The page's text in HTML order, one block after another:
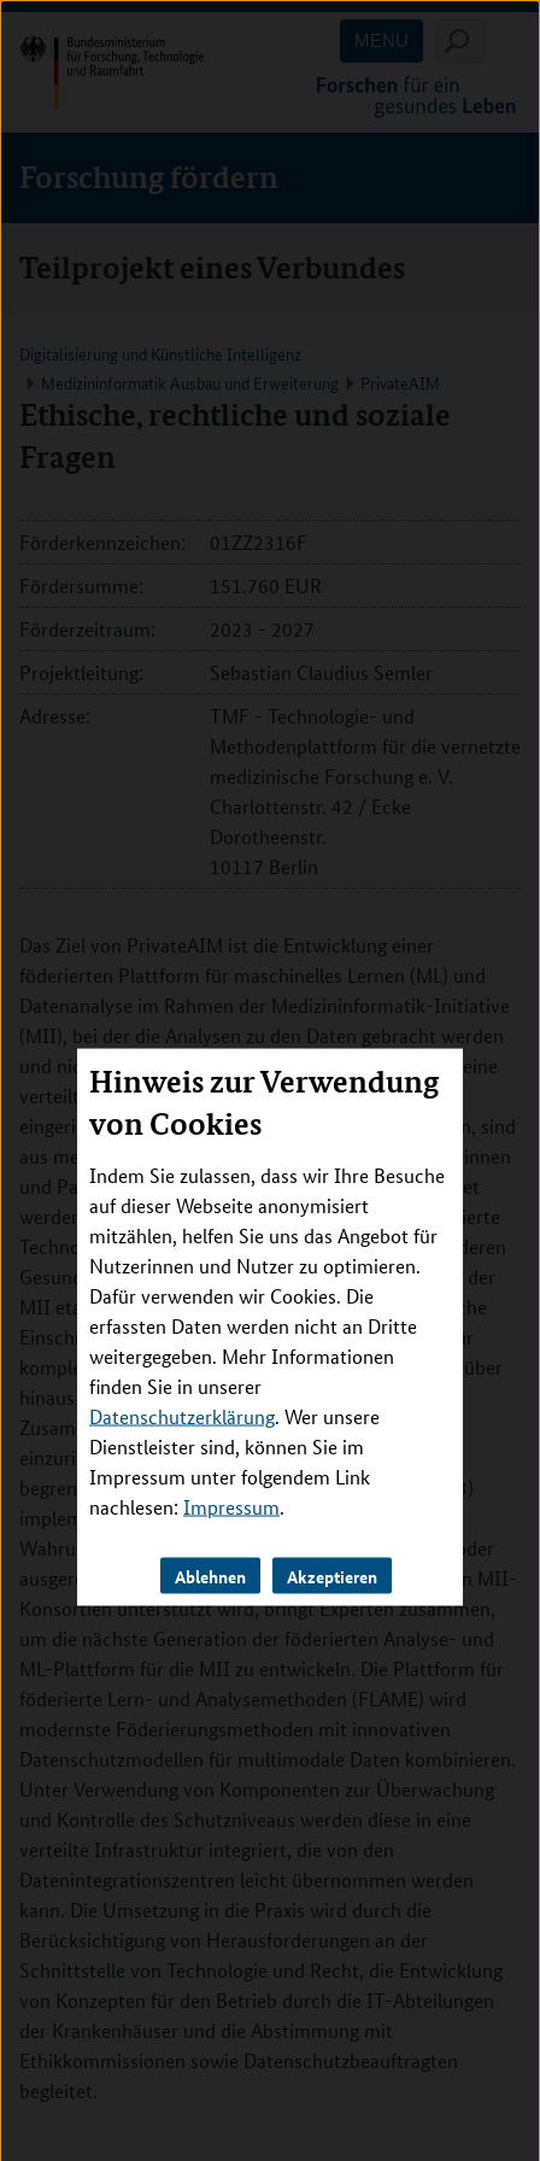
Hinweis zur Verwendung
von Cookies
Indem Sie zulassen, dass wir Ihre Besuche
auf dieser Webseite anonymisiert
mitzählen, helfen Sie uns das Angebot für
Nutzerinnen und Nutzer zu optimieren.
Dafür verwenden wir Cookies. Die
erfassten Daten werden nicht an Dritte
weitergegeben. Mehr Informationen
finden Sie in unserer
Datenschutzerklärung. Wer unsere
Dienstleister sind, können Sie im
Impressum unter folgendem Link
nachlesen: Impressum.
Ablehnen Akzeptieren
Direkt
zum
Inhalt
(Eingabetaste)
Direkt
zum
Hauptmenu
(Eingabetaste)
Direkt
zur
Suche
(Eingabetaste)
MENU
Forschung fördern
Teilprojekt eines Verbundes
Digitalisierung und Künstliche Intelligenz
Medizininformatik Ausbau und Erweiterung
PrivateAIM
Ethische, rechtliche und soziale
Fragen
Förderkennzeichen:
01ZZ2316F
Fördersumme:
151.760 EUR
Förderzeitraum:
2023 - 2027
Projektleitung:
Sebastian Claudius Semler
Adresse:
TMF - Technologie- und
Methodenplattform für die vernetzte
medizinische Forschung e. V.
Charlottenstr. 42 / Ecke
Dorotheenstr.
10117 Berlin
Das Ziel von PrivateAIM ist die Entwicklung einer
föderierten Plattform für maschinelles Lernen (ML) und
Datenanalyse im Rahmen der Medizininformatik-Initiative
(MII), bei der die Analysen zu den Daten gebracht werden
und nicht die Daten zu den Analysen. Methoden, die eine
verteilte Datenverarbeitung in den von der MII
eingerichteten Datenintegrationszentren ermöglichen, sind
aus mehreren Gründen wichtig: 1) Daten von Patientinnen
und Patienten dürfen ohne Einwilligung nur verwendet
werden, wenn Anonymität gewährleistet ist; 2) föderierte
Technologien können dazu beitragen, die MII mit anderen
Gesundheitsdatennetzen zu verbinden. Die derzeit in der
MII etablierten Mechanismen weisen jedoch erhebliche
Einschränkungen auf und sind beispielsweise nicht für
komplexe ML- und Data-Science-Tasks geeignet. Darüber
hinaus sind föderierte Plattformen, die in anderen
Zusammenhängen entwickelt wurden, 1) kompliziert
einzurichten und zu betreiben, 2) unterstützen eine
begrenzte Anzahl von Analyse- oder ML-Methoden, 3)
implementieren keine modernen Technologien zur
Wahrung der Privatheit und 4) sind nicht skalierbar oder
ausgereift. Das PrivateAIM-Konsortium, das von allen MII-
Konsortien unterstützt wird, bringt Experten zusammen,
um die nächste Generation der föderierten Analyse- und
ML-Plattform für die MII zu entwickeln. Die Plattform für
föderierte Lern- und Analysemethoden (FLAME) wird
modernste Föderierungsmethoden mit innovativen
Datenschutzmodellen für multimodale Daten kombinieren.
Unter Verwendung von Komponenten zur Überwachung
und Kontrolle des Schutzniveaus werden diese in eine
verteilte Infrastruktur integriert, die von den
Datenintegrationszentren leicht übernommen werden
kann. Die Umsetzung in die Praxis wird durch die
Berücksichtigung von Herausforderungen an der
Schnittstelle von Technologie und Recht, die Entwicklung
von Konzepten für den Betrieb durch die IT-Abteilungen
der Krankenhäuser und die Abstimmung mit
Ethikkommissionen sowie Datenschutzbeauftragten
begleitet.